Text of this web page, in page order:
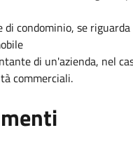
condominio, se riguarda
di un'azienda, nel
commerciali.